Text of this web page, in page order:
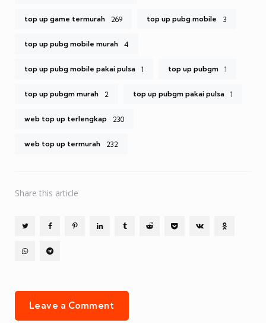
top up game termurah 269 top up pubg mobile 3
top up pubg mobile murah 4
top up pubg mobile pakai pulsa 1 top up pubgm 1
top up pubgm murah 2 top up pubgm pakai pulsa 1
web top up terlengkap 230
web top up termurah 232
Share this article
Leave a Comment